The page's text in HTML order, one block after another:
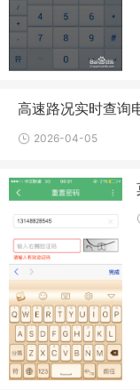
高速路况实时查询
2026-04-05